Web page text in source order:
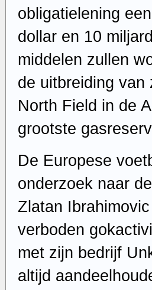
obligatielening
dollar en 10
middelen zullen
de uitbreiding
North Field in de
grootste
De Europese
onderzoek naar
Zlatan
verboden
met zijn bedrijf
altijd